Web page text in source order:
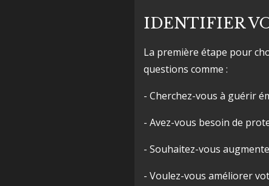
IDENTIFIER
La première étape pour
questions comme :
- Cherchez-vous à guérir
- Avez-vous besoin de
- Souhaitez-vous
- Voulez-vous améliorer